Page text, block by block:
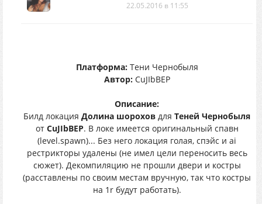
22.05.2016 в 11:55
Платформа:Тени Чернобыля
Автор:CuJIbBEP
Описание:
Билд локация Долина шорохов для Теней Чернобыля
от CuJIbBEP. В локе имеется оригинальный спавн
(level.spawn)... Без него локация голая, спэйс и ai
рестрикторы удалены (не имел цели переносить весь
сюжет). Декомпиляцию не прошли двери и костры
(расставлены по своим местам вручную, так что костры
на 1r будут работать).